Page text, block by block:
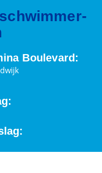
Boulevard: